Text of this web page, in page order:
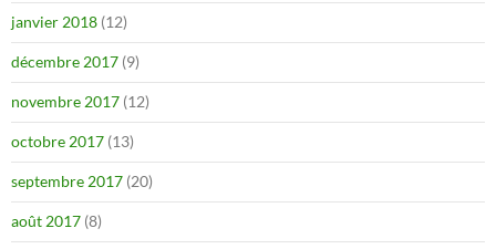
janvier 2018 (12)
décembre 2017 (9)
novembre 2017 (12)
octobre 2017 (13)
septembre 2017 (20)
août 2017 (8)